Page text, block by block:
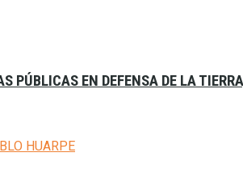
EN DEFENSA DE LA